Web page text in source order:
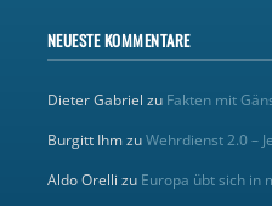
NEUESTE KOMMENTARE
Dieter Gabriel zu Fakten mit
Burgitt IhmzuWehrdienst 2.0 –
Aldo Orelli zu Europa übt sich in